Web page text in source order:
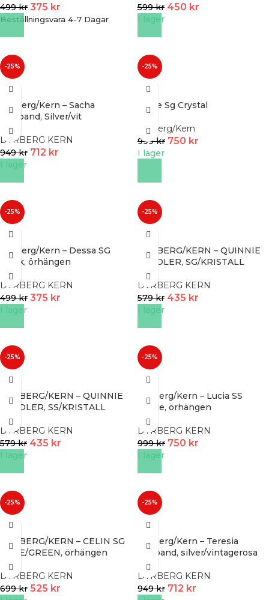
499kr 375 kr
Beställningsvara 4-7 Dagar
599kr 450 kr
I lager
-25%
Dyrberg/Kern – Sacha
Armband, Silver/vit
DYRBERG KERN
949kr 712 kr
I lager
-25%
Braze Sg Crystal
Dyrberg/Kern
999kr 750 kr
I lager
-25%
Dyrberg/Kern – Dessa SG
Black, örhängen
DYRBERG KERN
499kr 375 kr
I lager
-25%
DYRBERG/KERN – QUINNIE
CREOLER, SG/KRISTALL
DYRBERG KERN
579kr 435 kr
I lager
-25%
DYRBERG/KERN – QUINNIE
CREOLER, SS/KRISTALL
DYRBERG KERN
579kr 435 kr
I lager
-25%
Dyrberg/Kern – Lucia SS
White, örhängen
DYRBERG KERN
999kr 750 kr
I lager
-25%
DYRBERG/KERN – CELIN SG
ROSE/GREEN, örhängen
DYRBERG KERN
699kr 525 kr
-25%
Dyrberg/Kern – Teresia
armband, silver/vintagerosa
DYRBERG KERN
949kr 712 kr